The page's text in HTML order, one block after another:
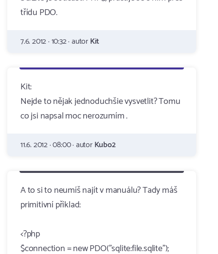
třídu PDO.
7.6. 2012 · 10:32 · autorKit
Kit:
Nejde to nějak jednoduchšie vysvetlit? Tomu
co jsi napsal moc nerozumím .
11.6. 2012 · 08:00 · autorKubo2
A to si to neumíš najít v manuálu? Tady máš
primitivní příklad:
<?php
$connection = new PDO("sqlite:file.sqlite");